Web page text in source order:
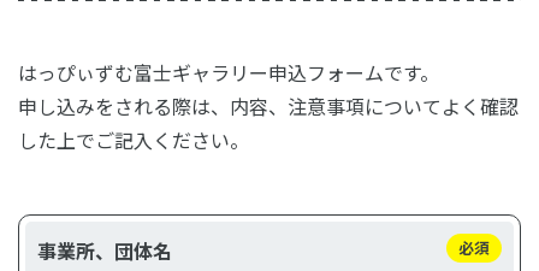
はっぴぃずむ富士ギャラリー申込フォームです。
申し込みをされる際は、内容、注意事項についてよく確認
した上でご記入ください。
事業所、団体名 必須